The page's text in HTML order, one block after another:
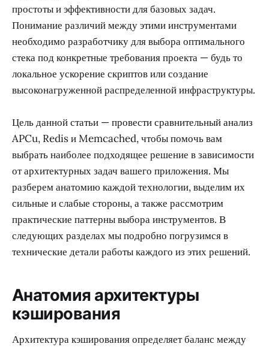
простоты и эффективности для базовых задач.
Понимание различий между этими инструментами
необходимо разработчику для выбора оптимального
стека под конкретные требования проекта — будь то
локальное ускорение скриптов или создание
высоконагруженной распределенной инфраструктуры.
Цель данной статьи — провести сравнительный анализ
APCu, Redis и Memcached, чтобы помочь вам
выбрать наиболее подходящее решение в зависимости
от архитектурных задач вашего приложения. Мы
разберем анатомию каждой технологии, выделим их
сильные и слабые стороны, а также рассмотрим
практические паттерны выбора инструментов. В
следующих разделах мы подробно погрузимся в
технические детали работы каждого из этих решений.
Анатомия архитектуры
кэширования
Архитектура кэширования определяет баланс между